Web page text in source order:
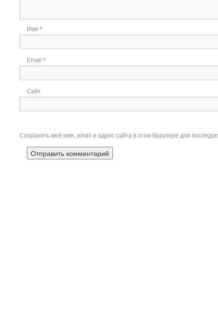
Имя *
Email *
Сайт
Сохранить моё имя, email и адрес сайта в этом браузере для